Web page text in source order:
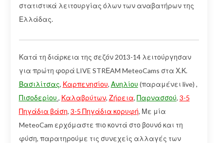
στατιστικά λειτουργίας όλων των αναβατήρων της
Ελλάδας.
Κατά τη διάρκεια της σεζόν 2013-14 λειτούργησαν
για πρώτη φορά LIVE STRΕAM MeteoCams στα Χ.Κ.
Βασιλίτσας, Καρπενησίου, Ανηλίου (παραμένει live) ,
Πισοδερίου , Καλαβρύτων, Ζήρεια, Παρνασσού, 3-5
Πηγάδια βάση, 3-5 Πηγάδια κορυφή, Με μία
MeteoCam ερχόμαστε πιο κοντά στο βουνό και τη
φύση, παρατηρούμε τις συνεχείς αλλαγές των